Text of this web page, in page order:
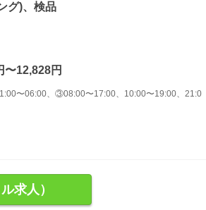
グ)、検品
12,828円
〜06:00、③08:00〜17:00、10:00〜19:00、21:0
求人）